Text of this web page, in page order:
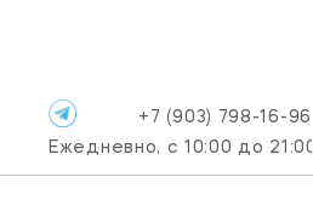
+7 (903) 798-16-96
Ежедневно, с 10:00 до 21:00